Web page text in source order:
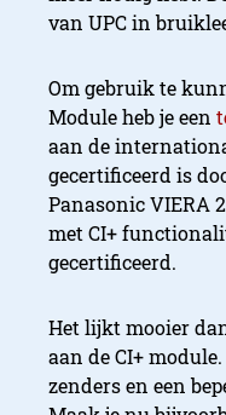
van UPC in
Om gebruik te
Module heb je een
aan de
gecertificeerd is
Panasonic VIERA
met CI+
gecertificeerd.
Het lijkt mooier
aan de CI+
zenders en een